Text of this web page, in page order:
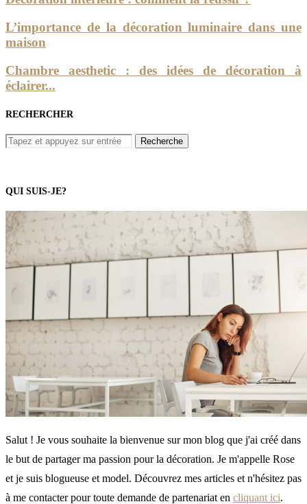
L’importance de la décoration luminaire dans une
maison
Chambre aesthetic : des idées de décoration à
éclairer...
RECHERCHER
QUI SUIS-JE?
Salut ! Je vous souhaite la bienvenue sur mon blog que j'ai créé dans
le but de partager ma passion pour la décoration. Je m'appelle Rose
et je suis blogueuse et model. Découvrez mes articles et n'hésitez pas
à me contacter pour toute demande de partenariat en cliquant ici.